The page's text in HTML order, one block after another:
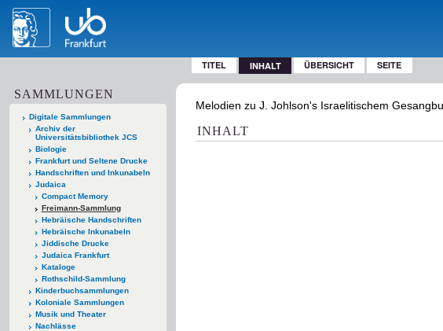
TITEL INHALT ÜBERSICHT SEITE
SAMMLUNGEN
Digitale Sammlungen
Archiv der
Universitätsbibliothek JCS
Biologie
Frankfurt und Seltene Drucke
Handschriften und Inkunabeln
Judaica
Compact Memory
Freimann-Sammlung
Hebräische Handschriften
Hebräische Inkunabeln
Jiddische Drucke
Judaica Frankfurt
Kataloge
Rothschild-Sammlung
Kinderbuchsammlungen
Koloniale Sammlungen
Musik und Theater
Nachlässe
Melodien zu J. Johlson's Israelitischem
INHALT